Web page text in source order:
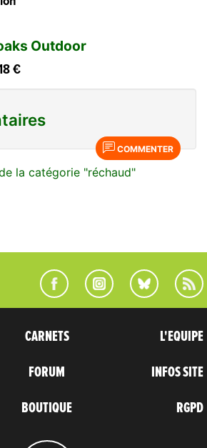
Outdoor
€
COMMENTER
la catégorie "réchaud"
CARNETS
FORUM
BOUTIQUE
L'EQUIPE
INFOS SITE
RGPD